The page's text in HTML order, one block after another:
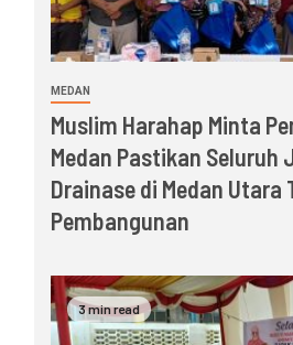
MEDAN
Muslim Harahap Minta
Medan Pastikan Seluruh
Drainase di Medan Utara
Pembangunan
3 min read